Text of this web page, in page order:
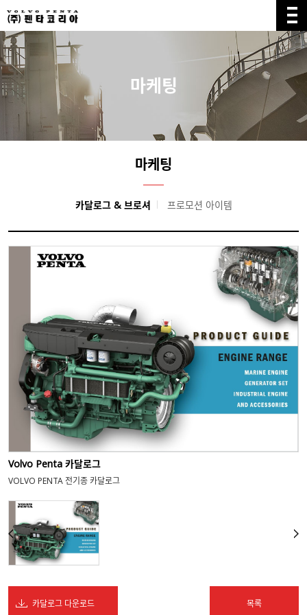
마케팅
마케팅
카달로그 & 브로셔 프로모션 아이템
Volvo Penta 카달로그
VOLVO PENTA 전기종 카달로그
카달로그 다운로드 목록